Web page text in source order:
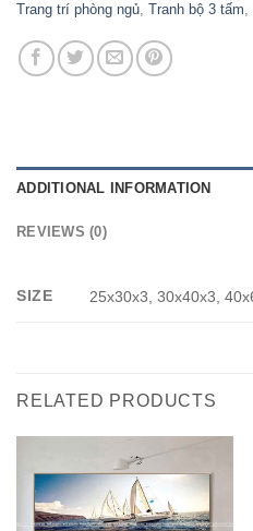
Trang trí phòng ngủ, Tranh bộ 3 tấm,
ADDITIONAL INFORMATION
REVIEWS (0)
SIZE 25x30x3, 30x40x3,
RELATED PRODUCTS